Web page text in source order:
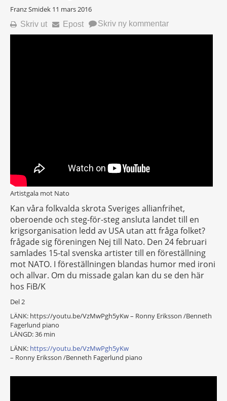
Franz Smidek 11 mars 2016
Skriv ut Epost Skriv ny kommentar
Artistgala mot Nato
Kan våra folkvalda skrota Sveriges allianfrihet,
oberoende och steg-för-steg ansluta landet till en
krigsorganisation ledd av USA utan att fråga folket?
frågade sig föreningen Nej till Nato. Den 24 februari
samlades 15-tal svenska artister till en föreställning
mot NATO. I föreställningen blandas humor med ironi
och allvar. Om du missade galan kan du se den här
hos FiB/K
Del 2
LÄNK: https://youtu.be/VzMwPgh5yKw – Ronny Eriksson /Benneth
Fagerlund piano
LÄNGD: 36 min
LÄNK: https://youtu.be/VzMwPgh5yKw
– Ronny Eriksson /Benneth Fagerlund piano